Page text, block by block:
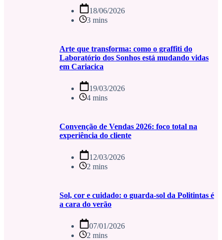
18/06/2026
3 mins
Arte que transforma: como o graffiti do
Laboratório dos Sonhos está mudando vidas
em Cariacica
19/03/2026
4 mins
Convenção de Vendas 2026: foco total na
experiência do cliente
12/03/2026
2 mins
Sol, cor e cuidado: o guarda-sol da Politintas é
a cara do verão
07/01/2026
2 mins